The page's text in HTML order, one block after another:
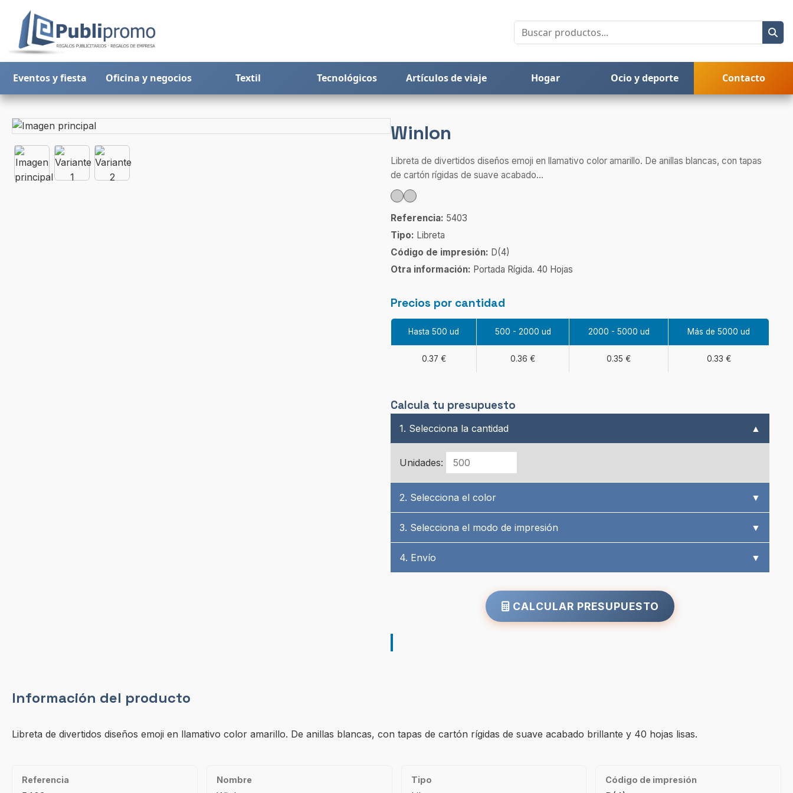
Eventos y fiesta Oficina y negocios Textil Tecnológicos Artículos de viaje Hogar Ocio y deporte Contacto
Winlon
Libreta de divertidos diseños emoji en llamativo color amarillo. De anillas blancas, con tapas
de cartón rígidas de suave acabado...
Referencia: 5403
Tipo: Libreta
Código de impresión: D(4)
Otra información: Portada Rígida. 40 Hojas
Precios por cantidad
Hasta 500 ud 500 - 2000 ud 2000 - 5000 ud Más de 5000 ud
0.37 € 0.36 € 0.35 € 0.33 €
Calcula tu presupuesto
1. Selecciona la cantidad ▲
Unidades:
2. Selecciona el color ▼
3. Selecciona el modo de impresión ▼
4. Envío ▼
CALCULAR PRESUPUESTO
Información del producto
Libreta de divertidos diseños emoji en llamativo color amarillo. De anillas blancas, con tapas de cartón rígidas de suave acabado brillante y 40 hojas lisas.
Referencia Nombre Tipo Código de impresión